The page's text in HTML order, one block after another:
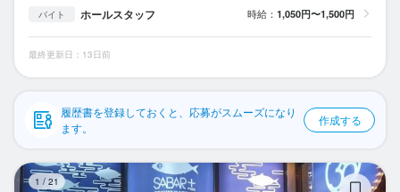
プライバシーポリシー
利用規約
企業情報
バイト ホールスタッフ 時給： 1,050円〜1,500円
最終更新日：13日前
履歴書を登録しておくと、応募がスムーズになり
ます。
作成する
1 / 21